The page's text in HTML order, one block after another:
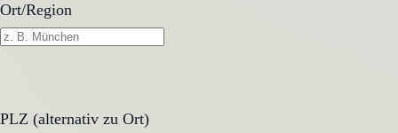
Ort/Region
PLZ (alternativ zu Ort)